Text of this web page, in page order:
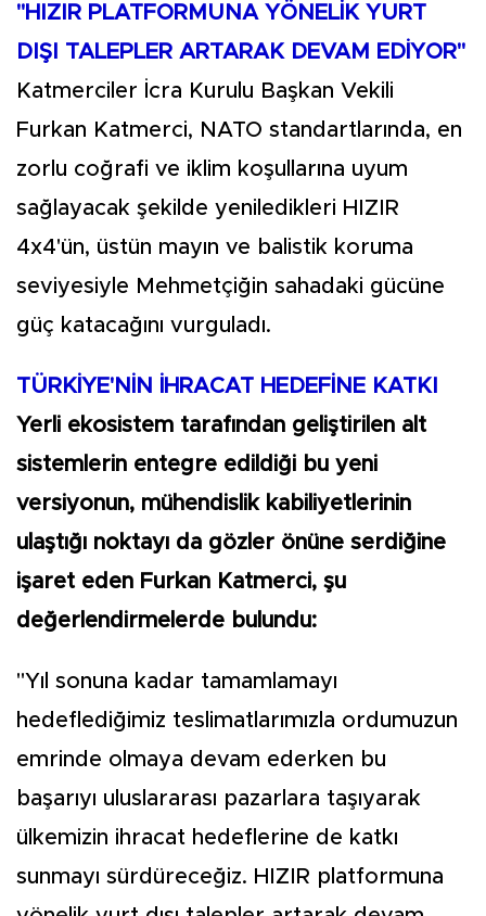
"HIZIR PLATFORMUNA YÖNELİK YURT
DIŞI TALEPLER ARTARAK DEVAM EDİYOR"
Katmerciler İcra Kurulu Başkan Vekili
Furkan Katmerci, NATO standartlarında, en
zorlu coğrafi ve iklim koşullarına uyum
sağlayacak şekilde yeniledikleri HIZIR
4x4'ün, üstün mayın ve balistik koruma
seviyesiyle Mehmetçiğin sahadaki gücüne
güç katacağını vurguladı.
TÜRKİYE'NİN İHRACAT HEDEFİNE KATKI
Yerli ekosistem tarafından geliştirilen alt
sistemlerin entegre edildiği bu yeni
versiyonun, mühendislik kabiliyetlerinin
ulaştığı noktayı da gözler önüne serdiğine
işaret eden Furkan Katmerci, şu
değerlendirmelerde bulundu:
"Yıl sonuna kadar tamamlamayı
hedeflediğimiz teslimatlarımızla ordumuzun
emrinde olmaya devam ederken bu
başarıyı uluslararası pazarlara taşıyarak
ülkemizin ihracat hedeflerine de katkı
sunmayı sürdüreceğiz. HIZIR platformuna